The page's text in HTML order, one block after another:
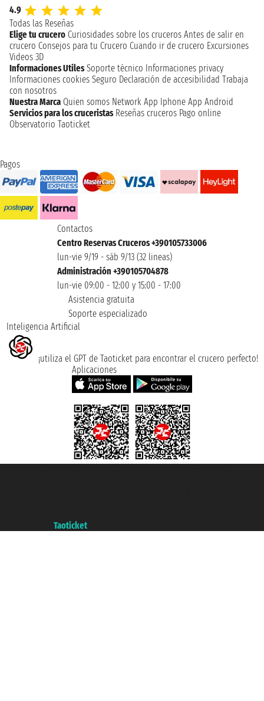
4.9
Todas las Reseñas
Elige tu crucero Curiosidades sobre los cruceros Antes de salir en
crucero Consejos para tu Crucero Cuando ir de crucero Excursiones
Videos 3D
Informaciones Utiles Soporte técnico Informaciones privacy
Informaciones cookies Seguro Declaración de accesibilidad Trabaja
con nosotros
Nuestra Marca Quien somos Network App Iphone App Android
Servicios para los cruceristas Reseñas cruceros Pago online
Observatorio Taoticket
Pagos
Contactos
Centro Reservas Cruceros +390105733006
lun-vie 9/19 - sáb 9/13 (32 lineas)
Administración +390105704878
lun-vie 09:00 - 12:00 y 15:00 - 17:00
Asistencia gratuita
Soporte especializado
Inteligencia Artificial
¡utiliza el GPT de Taoticket para encontrar el crucero perfecto!
Aplicaciones
Taoticket